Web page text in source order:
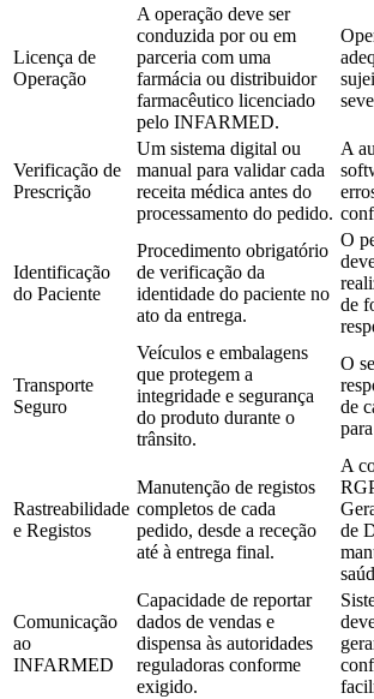
Licença de
Operação
A operação deve ser
conduzida por ou em
parceria com uma
farmácia ou distribuidor
farmacêutico licenciado
pelo INFARMED.
Verificação de
Prescrição
Um sistema digital ou
manual para validar cada
receita médica antes do
processamento do pedido.
A
Identificação
do Paciente
Procedimento obrigatório
de verificação da
identidade do paciente no
ato da entrega.
O
de
Transporte
Seguro
Veículos e embalagens
que protegem a
integridade e segurança
do produto durante o
trânsito.
O
de
Rastreabilidade
e Registos
Manutenção de registos
completos de cada
pedido, desde a receção
até à entrega final.
A
de
Comunicação
ao
INFARMED
Capacidade de reportar
dados de vendas e
dispensa às autoridades
reguladoras conforme
exigido.